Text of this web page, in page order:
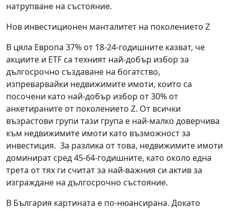
натрупване на състояние.
Нов инвестиционен манталитет на поколението Z
В цяла Европа 37% от 18-24-годишните казват, че
акциите и ETF са техният най-добър избор за
дългосрочно създаване на богатство,
изпреварвайки недвижимите имоти, които са
посочени като най-добър избор от 30% от
анкетираните от поколението Z. От всички
възрастови групи тази група е най-малко доверчива
към недвижимите имоти като възможност за
инвестиция. За разлика от това, недвижимите имоти
доминират сред 45-64-годишните, като около една
трета от тях ги считат за най-важния си актив за
изграждане на дългосрочно състояние.
В България картината е по-нюансирана. Докато